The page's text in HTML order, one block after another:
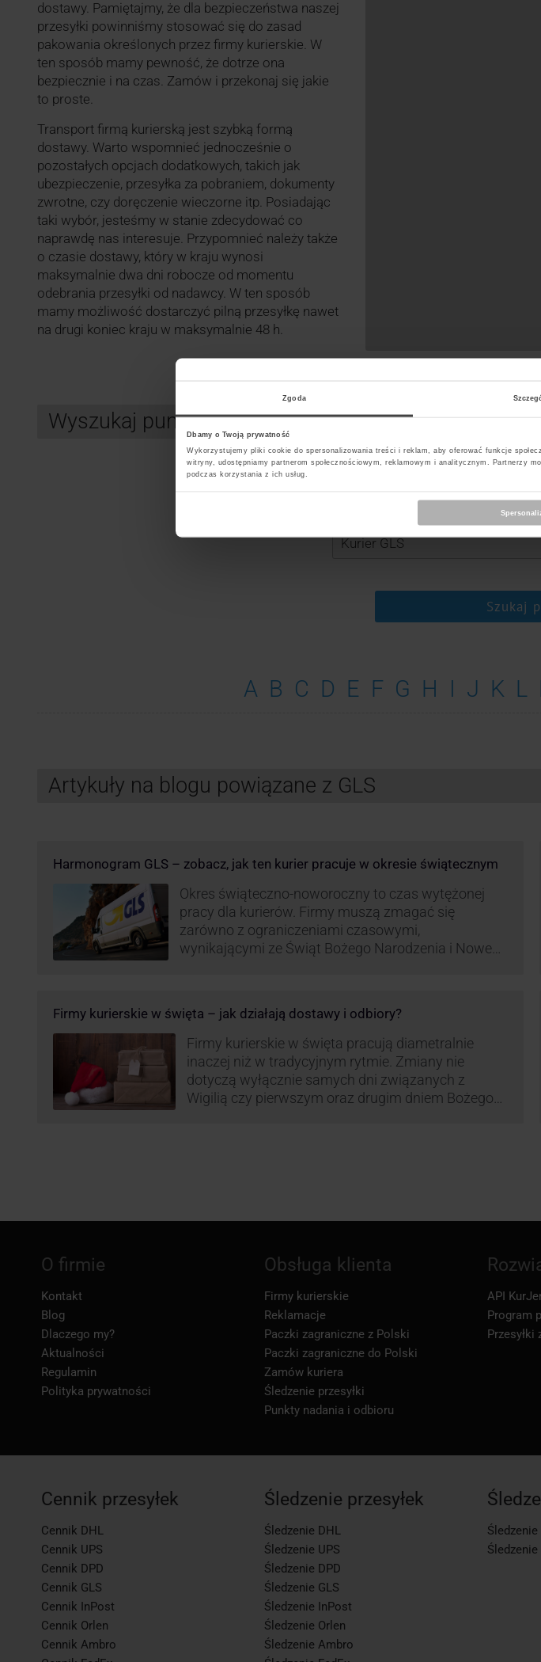
Zgoda
Dbamy o Twoją prywatność
Wykorzystujemy pliki cookie do spersonalizowania treści i reklam, aby oferować funkcje
witryny, udostępniamy partnerom społecznościowym, reklamowym i analitycznym. Partnerzy
podczas korzystania z ich usług.
dostawy. Pamiętajmy, że dla bezpieczeństwa naszej
przesyłki powinniśmy stosować się do zasad
pakowania określonych przez firmy kurierskie. W
ten sposób mamy pewność, że dotrze ona
bezpiecznie i na czas. Zamów i przekonaj się jakie
to proste.
Transport firmą kurierską jest szybką formą
dostawy. Warto wspomnieć jednocześnie o
pozostałych opcjach dodatkowych, takich jak
ubezpieczenie, przesyłka za pobraniem, dokumenty
zwrotne, czy doręczenie wieczorne itp. Posiadając
taki wybór, jesteśmy w stanie zdecydować co
naprawdę nas interesuje. Przypomnieć należy także
o czasie dostawy, który w kraju wynosi
maksymalnie dwa dni robocze od momentu
odebrania przesyłki od nadawcy. W ten sposób
mamy możliwość dostarczyć pilną przesyłkę nawet
na drugi koniec kraju w maksymalnie 48 h.
Wyszukaj punkt kurierski GLS
Szukaj
A B C D E F G H I J K L
Artykuły na blogu powiązane z GLS
Harmonogram GLS – zobacz, jak ten kurier pracuje w okresie świątecznym
Okres świąteczno-noworoczny to czas wytężonej
pracy dla kurierów. Firmy muszą zmagać się
zarówno z ograniczeniami czasowymi,
wynikającymi ze Świąt Bożego Narodzenia i Nowego
GLS na czas świąteczny!
Firmy kurierskie w święta – jak działają dostawy i odbiory?
Firmy kurierskie w święta pracują diametralnie
inaczej niż w tradycyjnym rytmie. Zmiany nie
dotyczą wyłącznie samych dni związanych z
Wigilią czy pierwszym oraz drugim dniem Bożego
O firmie
Kontakt
Blog
Dlaczego my?
Aktualności
Regulamin
Polityka prywatności
Obsługa klienta
Firmy kurierskie
Reklamacje
Paczki zagraniczne z Polski
Paczki zagraniczne do Polski
Zamów kuriera
Śledzenie przesyłki
Punkty nadania i odbioru
API
Program
Przesyłki
Cennik przesyłek
Cennik DHL
Cennik UPS
Cennik DPD
Cennik GLS
Cennik InPost
Cennik Orlen
Cennik Ambro
Śledzenie przesyłek
Śledzenie DHL
Śledzenie UPS
Śledzenie DPD
Śledzenie GLS
Śledzenie InPost
Śledzenie Orlen
Śledzenie Ambro
Śledzenie